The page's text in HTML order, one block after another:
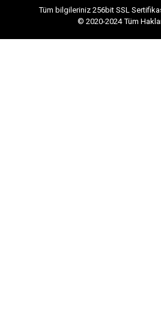
Tüm bilgileriniz 256bit SSL
© 2020-2024Tüm